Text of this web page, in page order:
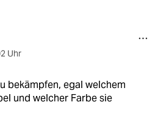
Uhr
bekämpfen, egal welchem
und welcher Farbe sie